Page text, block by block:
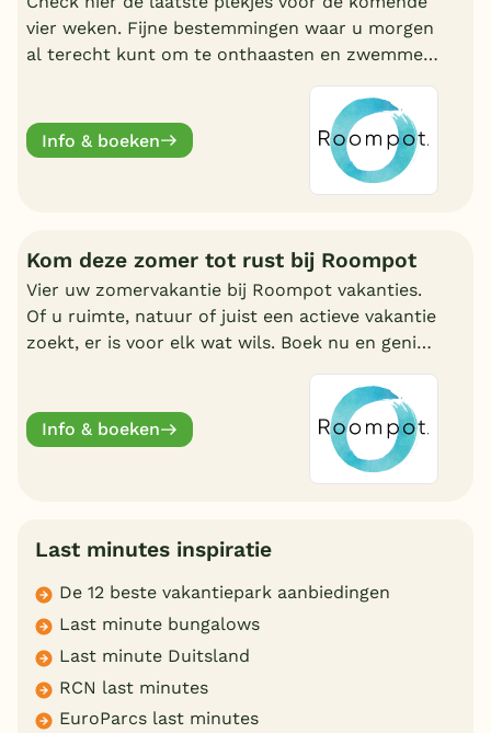
vier weken. Fijne bestemmingen waar u morgen
al terecht kunt om te onthaasten en zwemmen.
Info & boeken
Kom deze zomer tot rust bij Roompot
Vier uw zomervakantie bij Roompot vakanties.
Of u ruimte, natuur of juist een actieve vakantie
zoekt, er is voor elk wat wils. Boek nu en geniet
Info & boeken
Last minutes inspiratie
De 12 beste vakantiepark aanbiedingen
Last minute bungalows
Last minute Duitsland
RCN last minutes
EuroParcs last minutes